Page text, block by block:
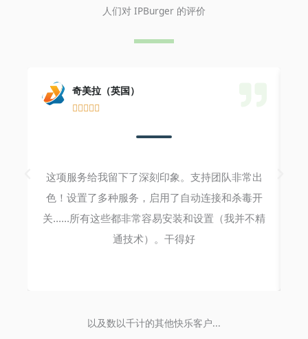
人们对 IPBurger 的评价
奇美拉（英国）
    
这项服务给我留下了深刻印象。支持团队非常出
色！设置了多种服务，启用了自动连接和杀毒开
关......所有这些都非常容易安装和设置（我并不精
通技术）。干得好
以及数以千计的其他快乐客户...